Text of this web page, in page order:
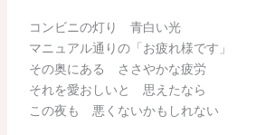
コンビニの灯り 青白い光
マニュアル通りの「お疲れ様です」
その奥にある ささやかな疲労
それを愛おしいと 思えたなら
この夜も 悪くないかもしれない